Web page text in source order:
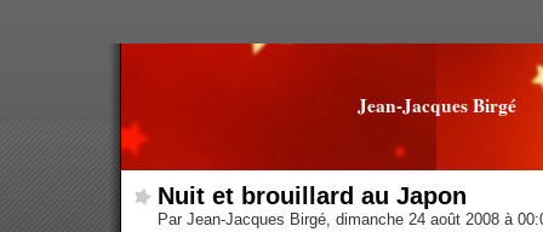
Jean-Jacques Birgé
Nuit et brouillard au Japon
Par Jean-Jacques Birgé, dimanche 24 août 2008 à